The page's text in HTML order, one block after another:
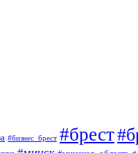
#бизнес_брест #брест